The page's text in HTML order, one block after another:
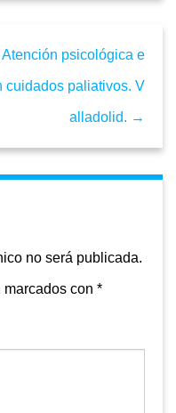
Atención psicológica e
cuidados paliativos. V
alladolid. →
no será publicada.
marcados con *